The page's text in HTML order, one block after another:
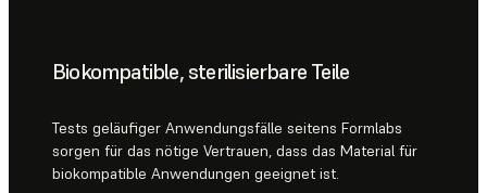
Biokompatible, sterilisierbare Teile
Tests geläufiger Anwendungsfälle seitens Formlabs
sorgen für das nötige Vertrauen, dass das Material für
biokompatible Anwendungen geeignet ist.